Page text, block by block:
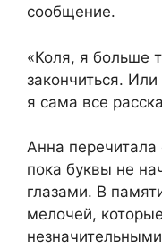
сообщение.
«Коля, я больше
закончиться.
я сама все
Анна перечитала
пока буквы не
глазами. В
мелочей,